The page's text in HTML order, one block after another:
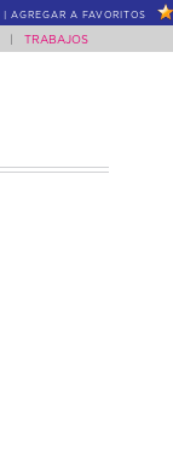
AGREGAR A FAVORITOS
TRABAJOS